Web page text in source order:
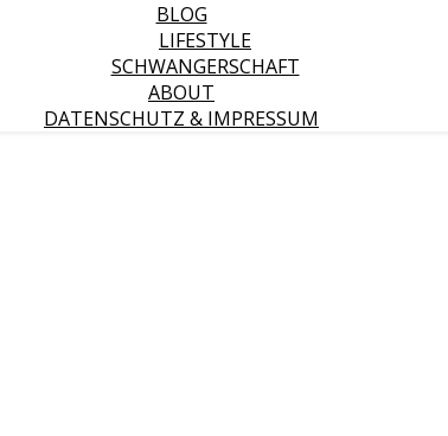
BLOG
LIFESTYLE
SCHWANGERSCHAFT
ABOUT
DATENSCHUTZ & IMPRESSUM